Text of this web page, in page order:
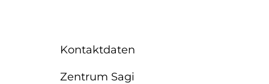
Kontaktdaten
Zentrum Sagi